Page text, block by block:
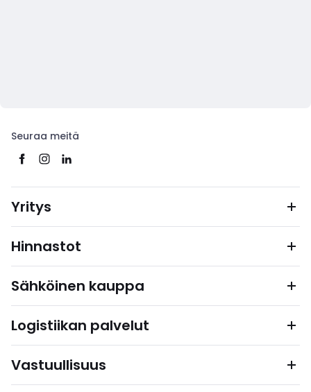
Seuraa meitä
Yritys
Hinnastot
Sähköinen kauppa
Logistiikan palvelut
Vastuullisuus